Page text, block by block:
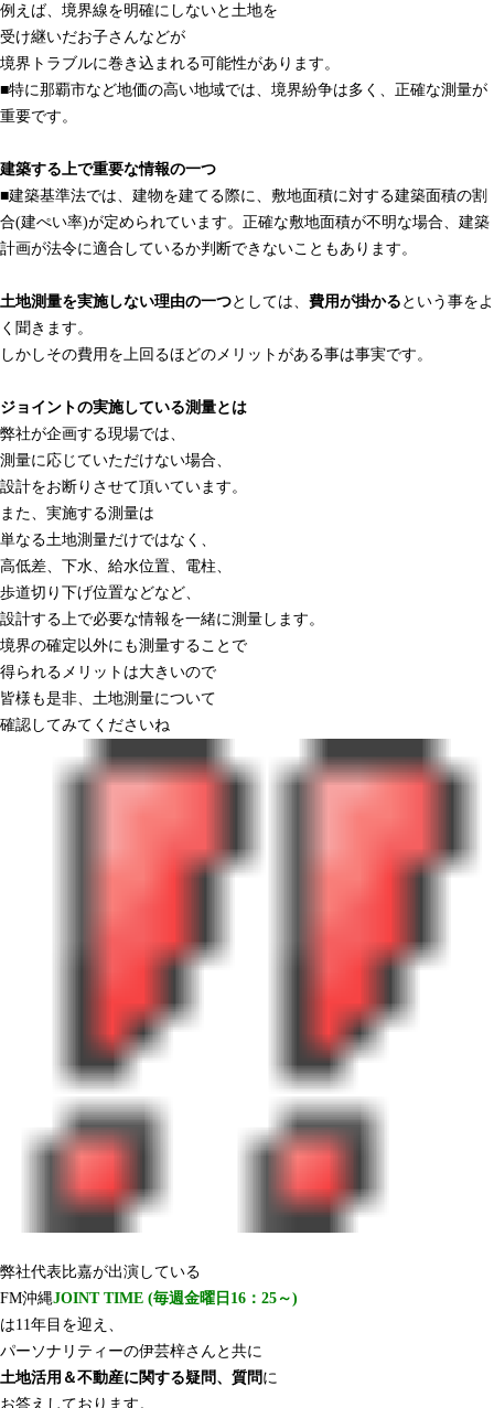
例えば、境界線を明確にしないと土地を
受け継いだお子さんなどが
境界トラブルに巻き込まれる可能性があります。
■特に那覇市など地価の高い地域では、境界紛争は多く、正確な測量が
重要です。
建築する上で重要な情報の一つ
■建築基準法では、建物を建てる際に、敷地面積に対する建築面積の割
合(建ぺい率)が定められています。正確な敷地面積が不明な場合、建築
計画が法令に適合しているか判断できないこともあります。
土地測量を実施しない理由の一つとしては、 費用が掛かる という事をよ
く聞きます。
しかしその費用を上回るほどのメリットがある事は事実です。
ジョイントの実施している測量とは
弊社が企画する現場では、
測量に応じていただけない場合、
設計をお断りさせて頂いています。
また、実施する測量は
単なる土地測量だけではなく、
高低差、下水、給水位置、電柱、
歩道切り下げ位置などなど、
設計する上で必要な情報を一緒に測量します。
境界の確定以外にも測量することで
得られるメリットは大きいので
皆様も是非、土地測量について
確認してみてくださいね
弊社代表比嘉が出演している
FM沖縄JOINT TIME (毎週金曜日16：25～)
は11年目を迎え、
パーソナリティーの伊芸梓さんと共に
土地活用＆不動産に関する疑問、質問 に
お答えしております。